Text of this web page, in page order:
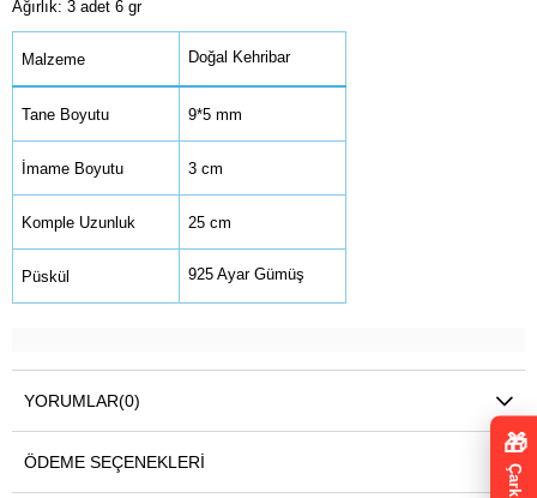
Ağırlık: 3 adet 6 gr
Malzeme Doğal Kehribar
Tane Boyutu 9*5 mm
İmame Boyutu 3 cm
Komple Uzunluk 25 cm
Püskül 925 Ayar Gümüş
YORUMLAR(0)
ÖDEME SEÇENEKLERI
🎁
Çark